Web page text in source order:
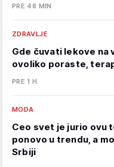
PRE 48 MIN
ZDRAVLJE
Gde čuvati lekove na
ovoliko poraste,
PRE 1 H
MODA
Ceo svet je jurio ovu
ponovo u trendu, a
Srbiji